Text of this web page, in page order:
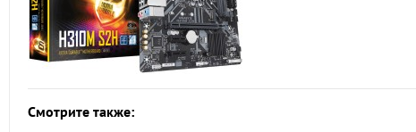
Смотрите также: